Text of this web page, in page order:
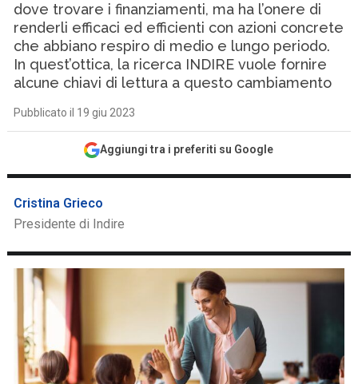
dove trovare i finanziamenti, ma ha l’onere di
renderli efficaci ed efficienti con azioni concrete
che abbiano respiro di medio e lungo periodo.
In quest’ottica, la ricerca INDIRE vuole fornire
alcune chiavi di lettura a questo cambiamento
Pubblicato il 19 giu 2023
Aggiungi tra i preferiti su Google
Cristina Grieco
Presidente di Indire